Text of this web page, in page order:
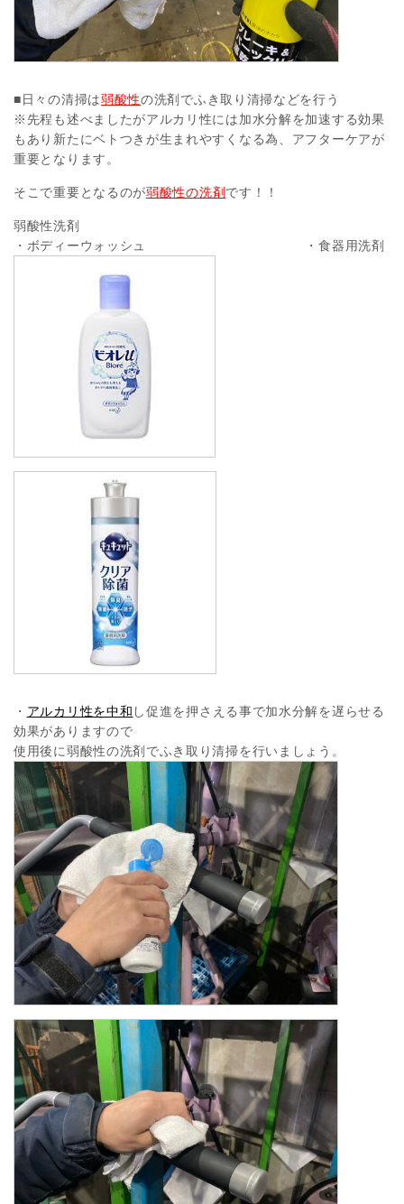
■日々の清掃は弱酸性の洗剤でふき取り清掃などを行う
※先程も述べましたがアルカリ性には加水分解を加速する効果
もあり新たにベトつきが生まれやすくなる為、アフターケアが
重要となります。
そこで重要となるのが弱酸性の洗剤 です！！
弱酸性洗剤
・ボディーウォッシュ ・食器用洗剤
・ アルカリ性を中和 し促進を押さえる事で加水分解を遅らせる
効果がありますので
使用後に弱酸性の洗剤でふき取り清掃を行いましょう。